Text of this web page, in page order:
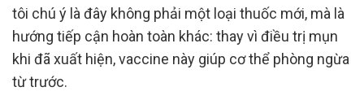
tôi chú ý là đây không phải một loại thuốc mới, mà là
hướng tiếp cận hoàn toàn khác: thay vì điều trị mụn
khi đã xuất hiện, vaccine này giúp cơ thể phòng ngừa
từ trước.